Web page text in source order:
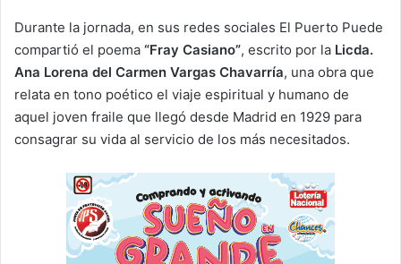
Durante la jornada, en sus redes sociales El Puerto Puede
compartió el poema “Fray Casiano”, escrito por la Licda.
Ana Lorena del Carmen Vargas Chavarría, una obra que
relata en tono poético el viaje espiritual y humano de
aquel joven fraile que llegó desde Madrid en 1929 para
consagrar su vida al servicio de los más necesitados.